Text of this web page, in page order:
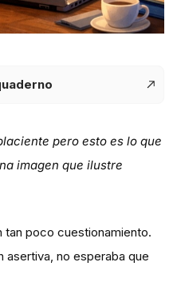
pero esto es lo que
imagen que ilustre
tan poco cuestionamiento.
asertiva, no esperaba que